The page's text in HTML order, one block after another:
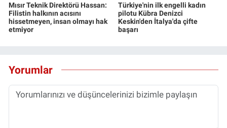
Mısır Teknik Direktörü Hassan:
Filistin halkının acısını
hissetmeyen, insan olmayı hak
etmiyor
Türkiye'nin ilk engelli kadın
pilotu Kübra Denizci
Keskin'den İtalya'da çifte
başarı
Yorumlar